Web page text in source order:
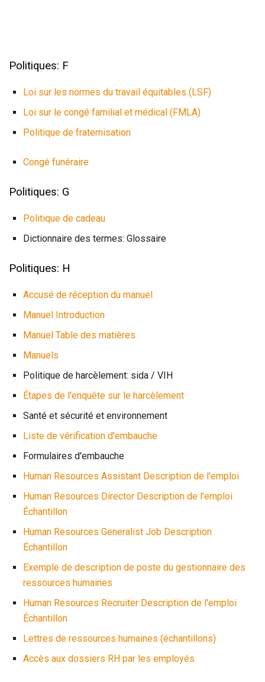
Politiques: F
Loi sur les normes du travail équitables (LSF)
Loi sur le congé familial et médical (FMLA)
Politique de fraternisation
Congé funéraire
Politiques: G
Politique de cadeau
Dictionnaire des termes: Glossaire
Politiques: H
Accusé de réception du manuel
Manuel Introduction
Manuel Table des matières
Manuels
Politique de harcèlement: sida / VIH
Étapes de l'enquête sur le harcèlement
Santé et sécurité et environnement
Liste de vérification d'embauche
Formulaires d'embauche
Human Resources Assistant Description de l'emploi
Human Resources Director Description de l'emploi
Échantillon
Human Resources Generalist Job Description
Échantillon
Exemple de description de poste du gestionnaire des
ressources humaines
Human Resources Recruiter Description de l'emploi
Échantillon
Lettres de ressources humaines (échantillons)
Accès aux dossiers RH par les employés